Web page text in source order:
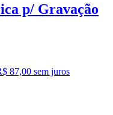
p/ Gravação
87,00 sem juros